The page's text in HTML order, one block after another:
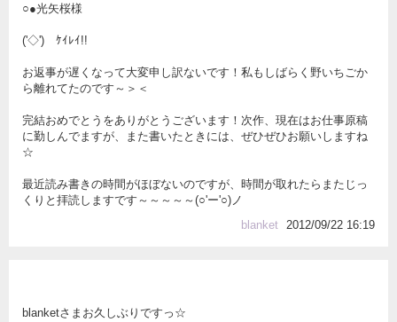
○●光矢桜様
('◇')ゞｹｲﾚｲ!!
お返事が遅くなって大変申し訳ないです！私もしばらく野いちごか
ら離れてたのです～＞＜
完結おめでとうをありがとうございます！次作、現在はお仕事原稿
に勤しんでますが、また書いたときには、ぜひぜひお願いしますね
☆
最近読み書きの時間がほぼないのですが、時間が取れたらまたじっ
くりと拝読しますです～～～～～(○'ー'○)ノ
blanket
2012/09/22 16:19
blanketさまお久しぶりですっ☆